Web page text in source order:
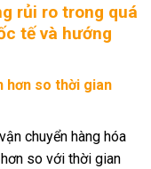
rủi ro trong quá
tế và hướng
hơn so thời gian
chuyển hàng hóa
so với thời gian